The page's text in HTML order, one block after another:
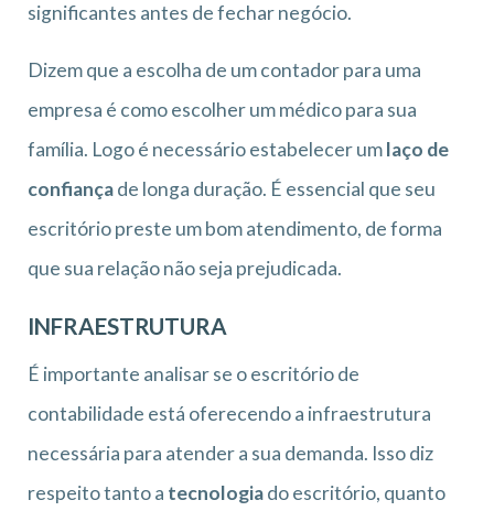
significantes antes de fechar negócio.
Dizem que a escolha de um contador para uma
empresa é como escolher um médico para sua
família. Logo é necessário estabelecer umlaço de
confiançade longa duração. É essencial que seu
escritório preste um bom atendimento, de forma
que sua relação não seja prejudicada.
INFRAESTRUTURA
É importante analisar se o escritório de
contabilidade está oferecendo a infraestrutura
necessária para atender a sua demanda. Isso diz
respeito tanto a tecnologiado escritório, quanto